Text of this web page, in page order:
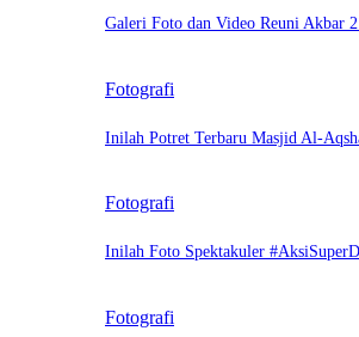
Galeri Foto dan Video Reuni Akbar
Fotografi
Inilah Potret Terbaru Masjid Al-
Fotografi
Inilah Foto Spektakuler
Fotografi